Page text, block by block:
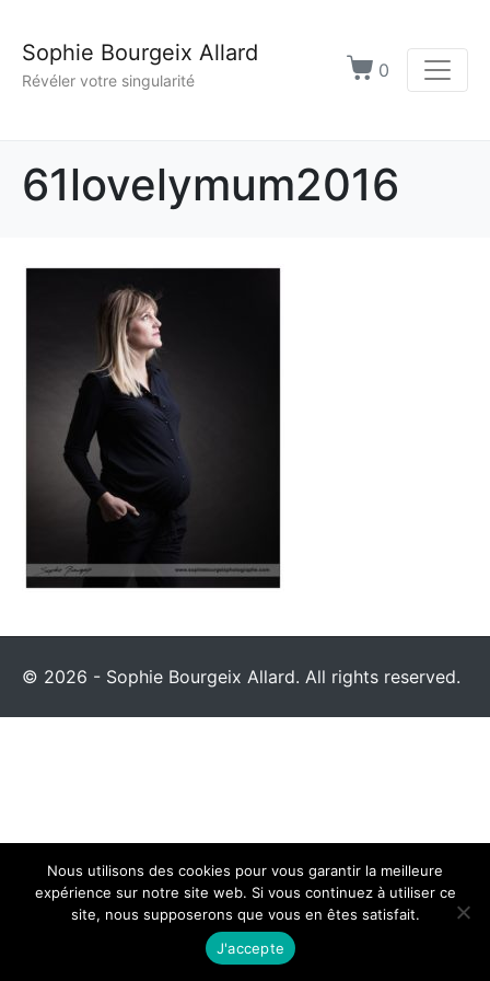
Sophie Bourgeix Allard
Révéler votre singularité 0
61lovelymum2016
© 2026 - Sophie Bourgeix Allard. All rights reserved.
Nous utilisons des cookies pour vous garantir la meilleure
expérience sur notre site web. Si vous continuez à utiliser ce
site, nous supposerons que vous en êtes satisfait.
J'accepte